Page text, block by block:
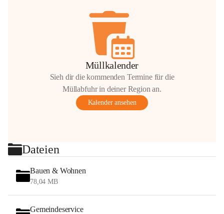
Müllkalender
Sieh dir die kommenden Termine für die
Müllabfuhr in deiner Region an.
Kalender ansehen
Dateien
Bauen & Wohnen
78,04 MB
Gemeindeservice